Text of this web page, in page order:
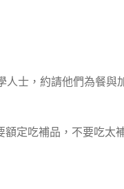
士，約請他們為餐與
定吃補品，不要吃太